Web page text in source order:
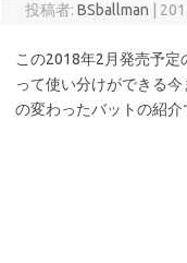
投稿者: BSballman
この2018年2月発売予定
って使い分けができる
の変わったバットの紹介